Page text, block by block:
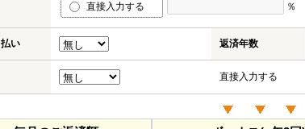
直接入力する ％
い 返済年数
直接入力する